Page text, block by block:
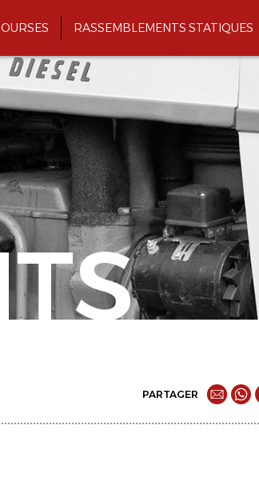
RASSEMBLEMENTS STATIQUES
PARTAGER